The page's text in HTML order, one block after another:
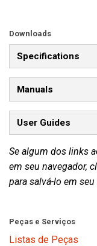
Downloads
Specifications
Manuals
User Guides
Se algum dos links
em seu navegador,
para salvá-lo em
Peças e Serviços
Listas de Peças